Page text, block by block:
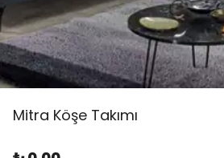
Mitra Köşe Takımı